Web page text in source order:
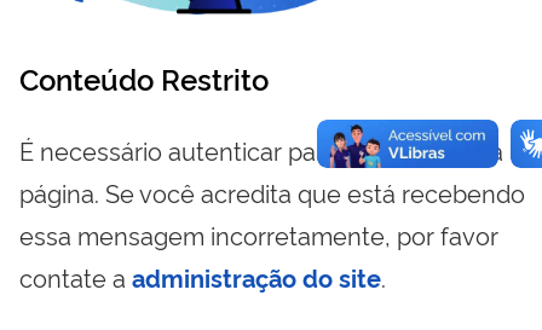
Conteúdo Restrito
É necessário autenticar para visualizar essa
página. Se você acredita que está recebendo
essa mensagem incorretamente, por favor
contate a administração do site.